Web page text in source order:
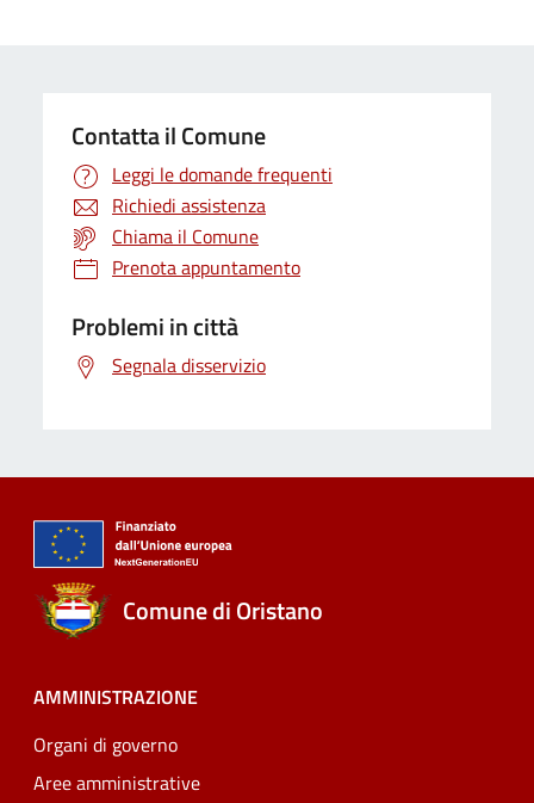
Contatta il Comune
Leggi le domande frequenti
Richiedi assistenza
Chiama il Comune
Prenota appuntamento
Problemi in città
Segnala disservizio
Comune di Oristano
AMMINISTRAZIONE
Organi di governo
Aree amministrative